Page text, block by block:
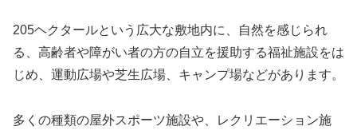
205ヘクタールという広大な敷地内に、自然を感じられ
る、高齢者や障がい者の方の自立を援助する福祉施設をは
じめ、運動広場や芝生広場、キャンプ場などがあります。
多くの種類の屋外スポーツ施設や、レクリエーション施